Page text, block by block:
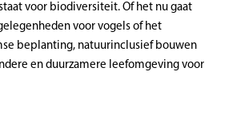
voor biodiversiteit. Of het nu gaat
voor vogels of het
beplanting, natuurinclusief bouwen
en duurzamere leefomgeving voor